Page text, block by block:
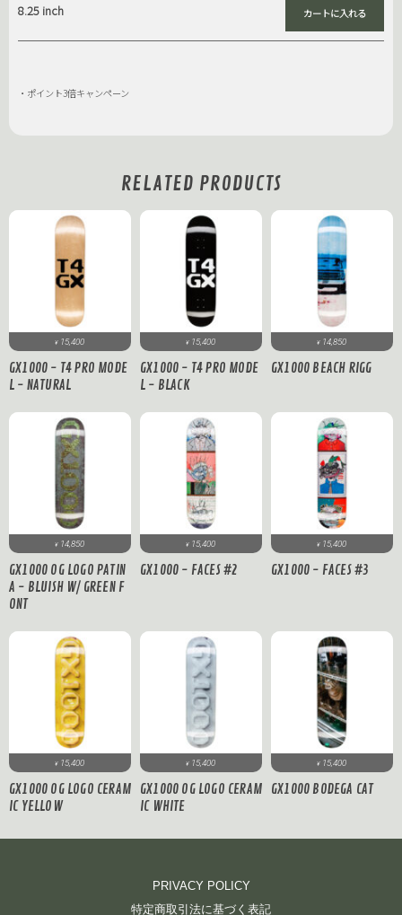
8.25 inch
・ポイント3倍キャンペーン
RELATED PRODUCTS
¥ 15,400
GX1000 - T4 PRO MODE
L - NATURAL
¥ 15,400
GX1000 - T4 PRO MODE
L - BLACK
¥ 14,850
GX1000 BEACH RIGG
¥ 14,850
GX1000 OG LOGO PATIN
A - BLUISH W/ GREEN F
ONT
¥ 15,400
GX1000 - FACES #2
¥ 15,400
GX1000 - FACES #3
¥ 15,400
GX1000 OG LOGO CERAM
IC YELLOW
¥ 15,400
GX1000 OG LOGO CERAM
IC WHITE
¥ 15,400
GX1000 BODEGA CAT
PRIVACY POLICY
特定商取引法に基づく表記